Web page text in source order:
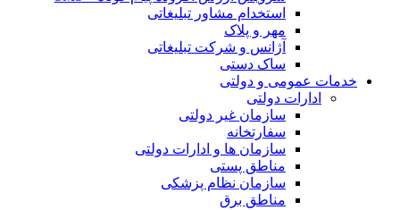
استخدام مشاور تبلیغاتی
مهر و پلاک
آژانس و شرکت تبلیغاتی
ساک دستی
خدمات عمومی و دولتی
ادارات دولتی
سازمان غیر دولتی
سفارتخانه
سازمان ها و ادارات دولتی
مناطق پستی
سازمان نظام پزشکی
مناطق برق